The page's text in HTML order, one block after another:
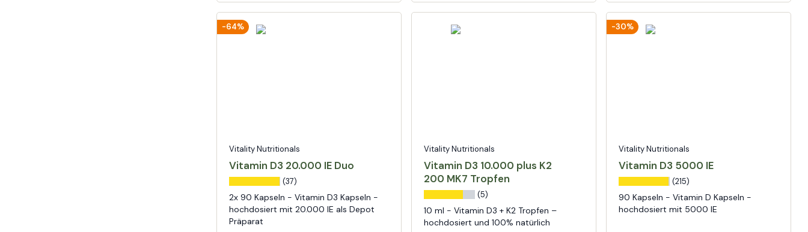
-64%
Vitality Nutritionals
Vitamin D3 20.000 IE Duo
(37)
2x 90 Kapseln - Vitamin D3 Kapseln -
hochdosiert mit 20.000 IE als Depot
Präparat
Vitality Nutritionals
Vitamin D3 10.000 plus K2
200 MK7 Tropfen
(5)
10 ml - Vitamin D3 + K2 Tropfen –
hochdosiert und 100% natürlich
-30%
Vitality Nutritionals
Vitamin D3 5000 IE
(215)
90 Kapseln - Vitamin D Kapseln -
hochdosiert mit 5000 IE